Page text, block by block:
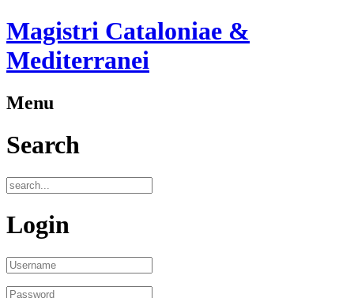
Magistri Cataloniae &
Mediterranei
Menu
Search
Login